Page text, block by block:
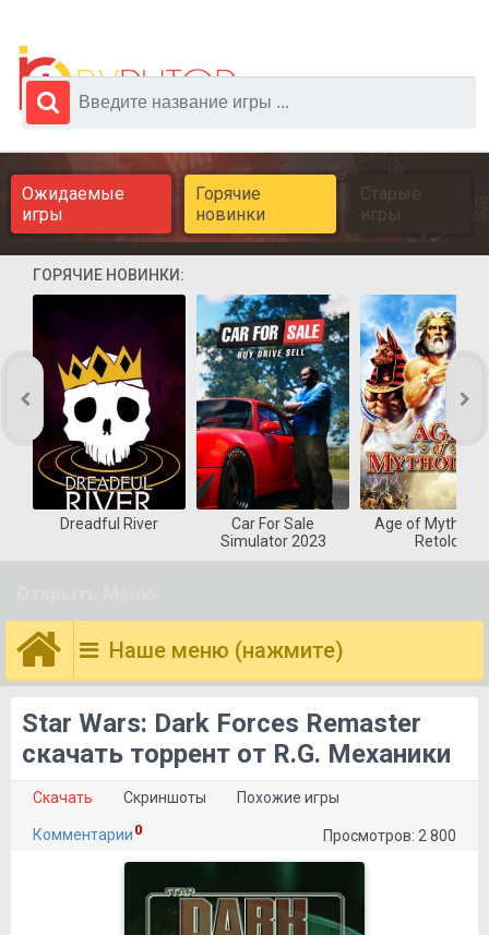
Ожидаемые
игры
Горячие
новинки
Старые
игры
ГОРЯЧИЕ НОВИНКИ:
Dreadful River
Car For Sale
Simulator 2023
Age of
Retold
Наше меню (нажмите)
Star Wars: Dark Forces Remaster
скачать торрент от R.G. Механики
Скачать Скриншоты Похожие игры
Комментарии 0 Просмотров: 2 800